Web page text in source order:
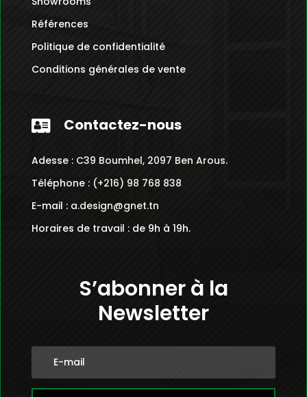
Références
Politique de confidentialité
Conditions générales de vente
 Contactez-nous
Adesse : C39 Boumhel, 2097 Ben Arous.
Téléphone :(+216) 98 768 838
E-mail : a.design@gnet.tn
Horaires de travail : de 9h à 19h.
S’abonner à la
Newsletter